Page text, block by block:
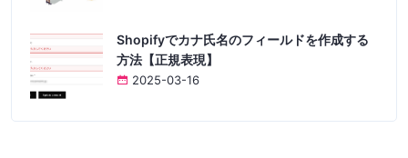
Shopifyでカナ氏名のフィールドを作成する
方法【正規表現】
2025-03-16